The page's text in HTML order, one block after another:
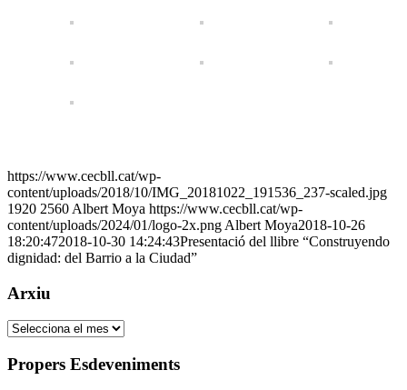
https://www.cecbll.cat/wp-
content/uploads/2018/10/IMG_20181022_191536_237-scaled.jpg
1920 2560 Albert Moya https://www.cecbll.cat/wp-
content/uploads/2024/01/logo-2x.png Albert Moya2018-10-26
18:20:472018-10-30 14:24:43Presentació del llibre “Construyendo
dignidad: del Barrio a la Ciudad”
Arxiu
Arxiu
Propers Esdeveniments